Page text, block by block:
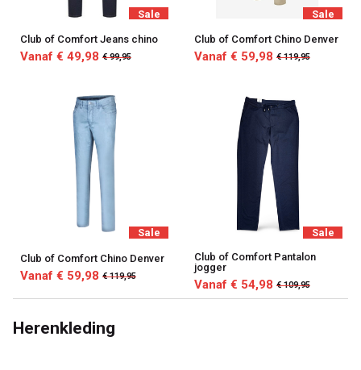
Sale
Club of Comfort Jeans chino
Vanaf € 49,98 € 99,95
Sale
Club of Comfort Chino Denver
Vanaf € 59,98 € 119,95
Sale
Club of Comfort Chino Denver
Vanaf € 59,98 € 119,95
Sale
Club of Comfort Pantalon
jogger
Vanaf € 54,98 € 109,95
Herenkleding